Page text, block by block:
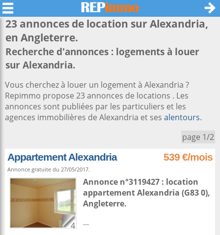
23 annonces de location sur Alexandria,
en Angleterre.
Recherche d'annonces : logements à louer
sur Alexandria.
Vous cherchez à louer un logement à Alexandria ?
Repimmo propose 23 annonces de locations . Les
annonces sont publiées par les particuliers et les
agences immobilières de Alexandria et ses alentours.
page 1/2
Appartement Alexandria 539 €/mois
Annonce gratuite du 27/05/2017.
4
Annonce n°3119427 : location
appartementAlexandria (G83 0),
Angleterre.
...